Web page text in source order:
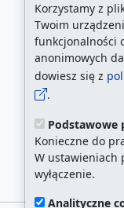
Korzystamy z
Twoim
funkcjonalności
anonimowych
dowiesz się z
.
Podstawowe
Konieczne do
W ustawieniach
wyłączenie.
Analityczne